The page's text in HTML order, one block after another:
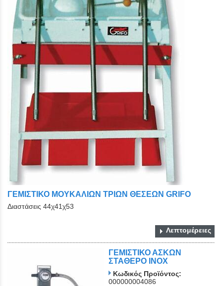
ΓΕΜΙΣΤΙΚΟ ΜΟΥΚΑΛΙΩΝ ΤΡΙΩΝ ΘΕΣΕΩΝ GRIFO
Διαστάσεις 44χ41χ53
Λεπτομέρειες
ΓΕΜΙΣΤΙΚΟ ΑΣΚΩΝ
ΣΤΑΘΕΡΟ ΙΝΟΧ
Κωδικός Προϊόντος:
000000004086